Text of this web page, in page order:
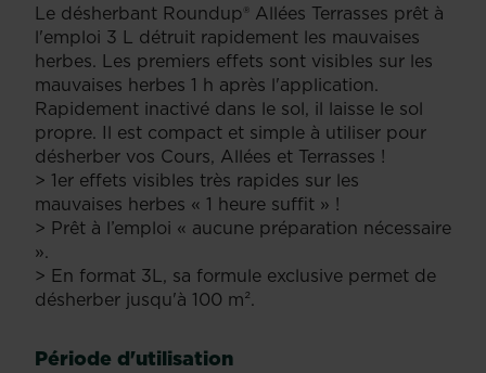
Le désherbant Roundup® Allées Terrasses prêt à
l'emploi 3 L détruit rapidement les mauvaises
herbes. Les premiers effets sont visibles sur les
mauvaises herbes 1 h après l'application.
Rapidement inactivé dans le sol, il laisse le sol
propre. Il est compact et simple à utiliser pour
désherber vos Cours, Allées et Terrasses !
> 1er effets visibles très rapides sur les
mauvaises herbes « 1 heure suffit » !
> Prêt à l’emploi « aucune préparation nécessaire
».
> En format 3L, sa formule exclusive permet de
désherber jusqu'à 100 m².
Période d'utilisation